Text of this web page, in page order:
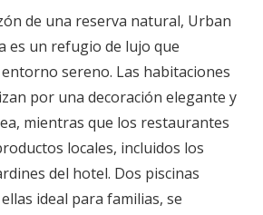
de una reserva natural, Urban
es un refugio de lujo que
sereno. Las habitaciones
por una decoración elegante y
mientras que los restaurantes
locales, incluidos los
del hotel. Dos piscinas
ideal para familias, se